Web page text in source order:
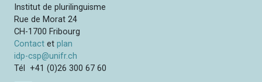
t
i
o
n
Institut de plurilinguisme
Rue de Morat 24
CH-1700 Fribourg
Contact etplan
idp-csp@unifr.ch
Tél +41 (0)26 300 67 60